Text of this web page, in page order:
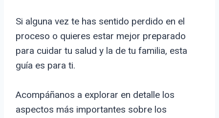
Si alguna vez te has sentido perdido en el
proceso o quieres estar mejor preparado
para cuidar tu salud y la de tu familia, esta
guía es para ti.
Acompáñanos a explorar en detalle los
aspectos más importantes sobre los